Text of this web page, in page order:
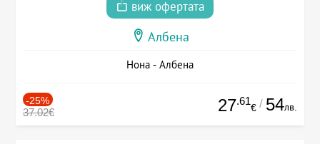
виж офертата
Албена
Нона - Албена
-25%
37.02€ 27.61
€ / 54лв.